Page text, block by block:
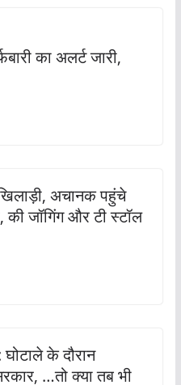
का अलर्ट जारी,
अचानक पहुंचे
की जॉगिंग और टी स्टॉल
के दौरान
…तो क्‍या तब भी